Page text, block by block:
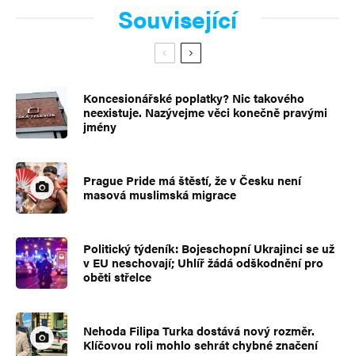
Související
Koncesionářské poplatky? Nic takového
neexistuje. Nazývejme věci konečně pravými
jmény
Prague Pride má štěstí, že v Česku není
masová muslimská migrace
Politický týdeník: Bojeschopní Ukrajinci se už
v EU neschovají; Uhlíř žádá odškodnění pro
oběti střelce
Nehoda Filipa Turka dostává nový rozměr.
Klíčovou roli mohlo sehrát chybné značení